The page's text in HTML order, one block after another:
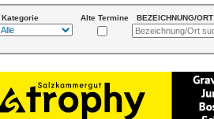
Kategorie Alte Termine BEZEICHNUNG/ORT